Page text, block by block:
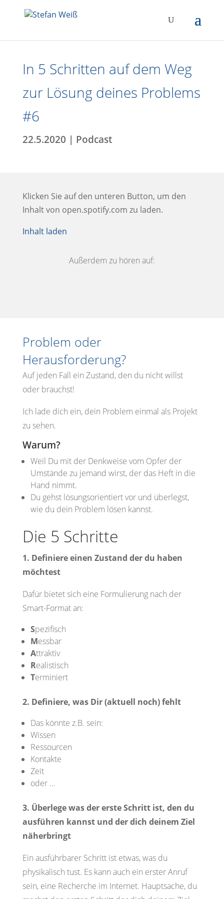
In 5 Schritten auf dem Weg
zur Lösung deines Problems
#6
22.5.2020 | Podcast
Klicken Sie auf den unteren Button, um den
Inhalt von open.spotify.com zu laden.
Inhalt laden
Außerdem zu hören auf:
Problem oder
Herausforderung?
Auf jeden Fall ein Zustand, den du nicht willst
oder brauchst!
Ich lade dich ein, dein Problem einmal als Projekt
zu sehen.
Warum?
Weil Du mit der Denkweise vom Opfer der
Umstände zu jemand wirst, der das Heft in die
Hand nimmt.
Du gehst lösungsorientiert vor und überlegst,
wie du dein Problem lösen kannst.
Die 5 Schritte
1. Definiere einen Zustand der du haben
möchtest
Dafür bietet sich eine Formulierung nach der
Smart-Format an:
Spezifisch
Messbar
Attraktiv
Realistisch
Terminiert
2. Definiere, was Dir (aktuell noch) fehlt
Das könnte z.B. sein:
Wissen
Ressourcen
Kontakte
Zeit
oder …
3. Überlege was der erste Schritt ist, den du
ausführen kannst und der dich deinem Ziel
näherbringt
Ein ausführbarer Schritt ist etwas, was du
physikalisch tust. Es kann auch ein erster Anruf
sein, eine Recherche im Internet. Hauptsache, du